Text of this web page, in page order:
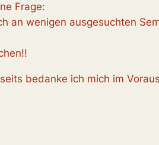
Frage:
an wenigen ausgesuchten
bedanke ich mich im